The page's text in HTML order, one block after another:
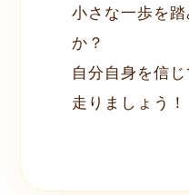
小さな一歩を
か？
自分自身を信
走りましょう！